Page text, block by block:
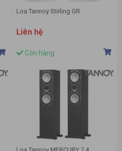
Loa Tannoy Stirling GR
Liên hệ
Còn hàng